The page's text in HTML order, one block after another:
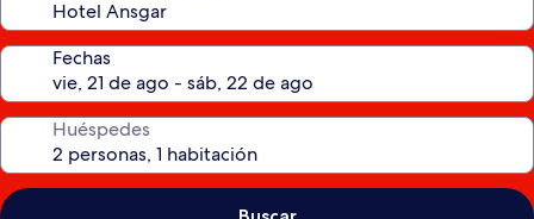
Fechas
Huéspedes